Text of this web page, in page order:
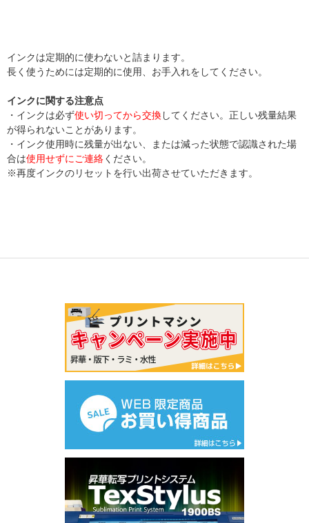
インクは定期的に使わないと詰まります。
長く使うためには定期的に使用、お手入れをしてください。
インクに関する注意点
・インクは必ず使い切ってから交換してください。正しい残量結果
が得られないことがあります。
・インク使用時に残量が出ない、または減った状態で認識された場
合は使用せずにご連絡ください。
※再度インクのリセットを行い出荷させていただきます。